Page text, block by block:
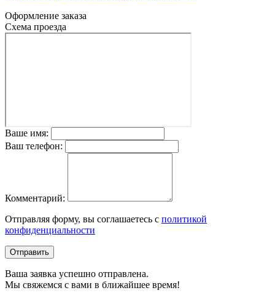
Оформление заказа
Схема проезда
Ваше имя:
Ваш телефон:
Комментарий:
Отправляя форму, вы соглашаетесь с политикой
конфиденциальности
Отправить
Ваша заявка успешно отправлена.
Мы свяжемся с вами в ближайшее время!